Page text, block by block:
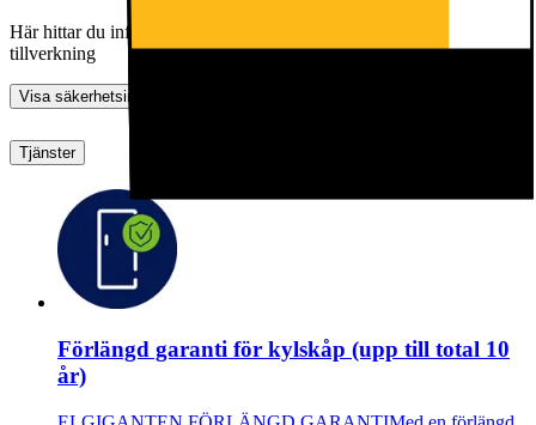
Här hittar du information om allmän produktsäkerhet och
tillverkning
Visa säkerhetsinformation
Tjänster
Förlängd garanti för kylskåp (upp till total 10
år)